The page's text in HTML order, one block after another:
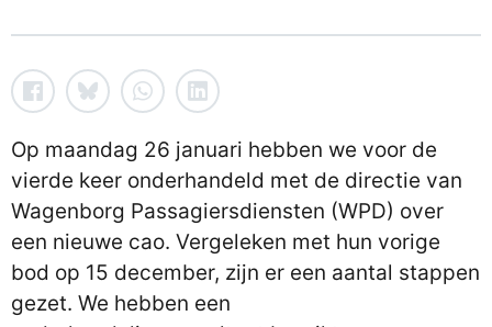
Op maandag 26 januari hebben we voor de
vierde keer onderhandeld met de directie van
Wagenborg Passagiersdiensten (WPD) over
een nieuwe cao. Vergeleken met hun vorige
bod op 15 december, zijn er een aantal stappen
gezet. We hebben een